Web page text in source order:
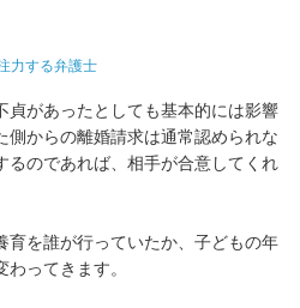
力する弁護士
貞があったとしても基本的には影響
側からの離婚請求は通常認められな
るのであれば、相手が合意してくれ
育を誰が行っていたか、子どもの年
ってきます。